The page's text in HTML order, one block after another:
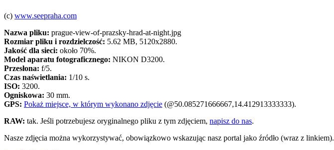
(c) www.seepraha.com
Nazwa pliku: prague-view-of-prazsky-hrad-at-night.jpg
Rozmiar pliku i rozdzielczość: 5.62 MB, 5120x2880.
Jakość dla sieci: około 70%.
Model aparatu fotograficznego: NIKON D3200.
Przesłona: f/5.
Czas naświetlania: 1/10 s.
ISO: 3200.
Ogniskowa: 30 mm.
GPS: Pokaż miejsce, w którym wykonano zdjęcie (@50.085271666667,14.412913333333).
RAW: tak. Jeśli potrzebujesz oryginalnego pliku z tym zdjęciem, napisz do nas.
Nasze zdjęcia można wykorzystywać, obowiązkowo wskazując nasz portal jako źródło (wraz z linkiem).